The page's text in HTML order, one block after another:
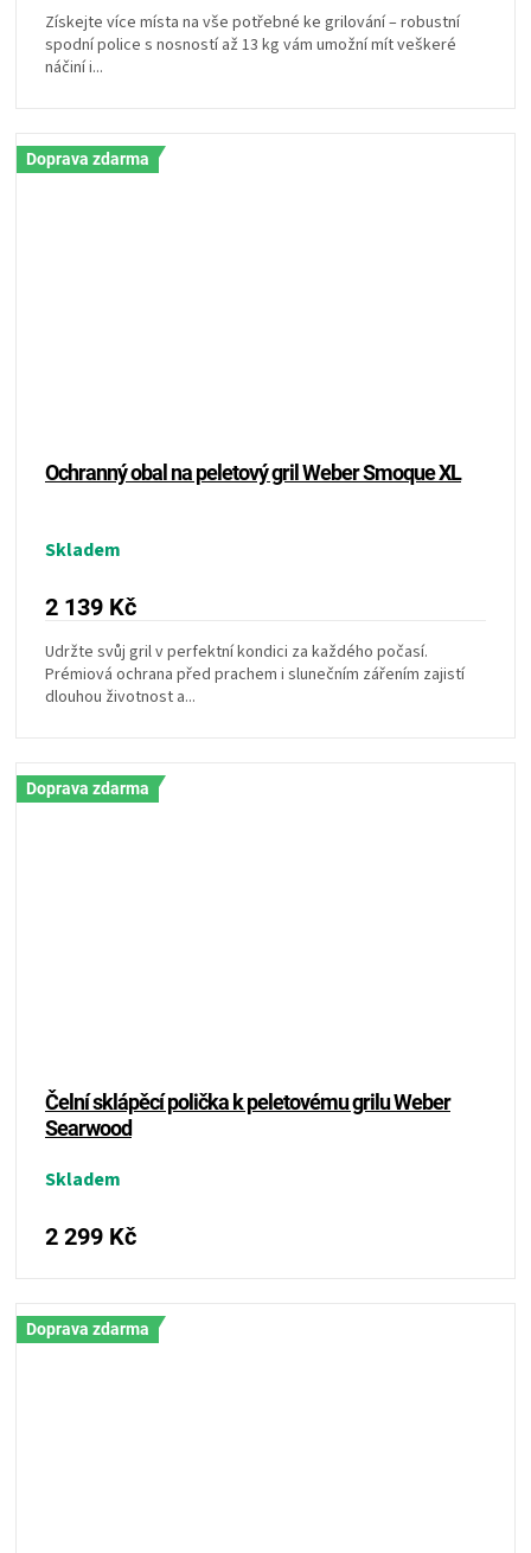
Získejte více místa na vše potřebné ke grilování – robustní
spodní police s nosností až 13 kg vám umožní mít veškeré
náčiní i...
Doprava zdarma
Ochranný obal na peletový gril Weber Smoque XL
Skladem
2 139 Kč
Udržte svůj gril v perfektní kondici za každého počasí.
Prémiová ochrana před prachem i slunečním zářením zajistí
dlouhou životnost a...
Doprava zdarma
Čelní sklápěcí polička k peletovému grilu Weber
Searwood
Skladem
2 299 Kč
Doprava zdarma